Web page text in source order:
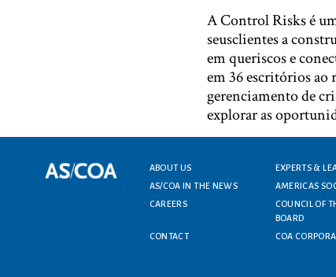
A Control Risks é
seusclientes a
em queriscos e
em 36 escritórios ao
gerenciamento de
explorar as
Footer menu
ABOUT US
EXPERTS &
AS/COA IN THE NEWS
AMERICAS
CAREERS
COUNCIL OF
BOARD
CONTACT
COA